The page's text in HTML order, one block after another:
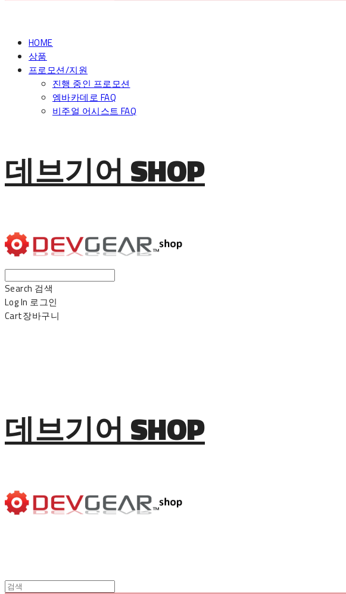
HOME
상품
프로모션/지원
진행 중인 프로모션
엠바카데로 FAQ
비주얼 어시스트 FAQ
데브기어 SHOP
Search 검색
Log In 로그인
Cart장바구니
데브기어 SHOP